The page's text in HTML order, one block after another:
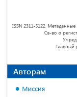
ISSN 2311-5122.
Св-во о
Главный
Авторам
Миссия